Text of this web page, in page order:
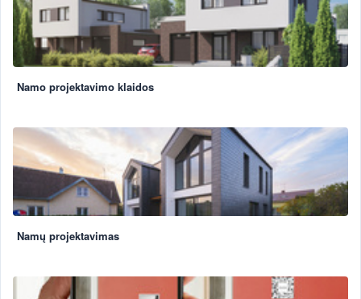
Namo projektavimo klaidos
Namų projektavimas